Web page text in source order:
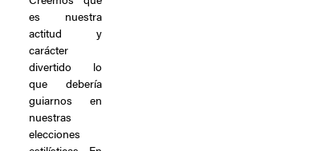
es nuestra
actitud y
carácter
divertido lo
que debería
guiarnos en
nuestras
elecciones